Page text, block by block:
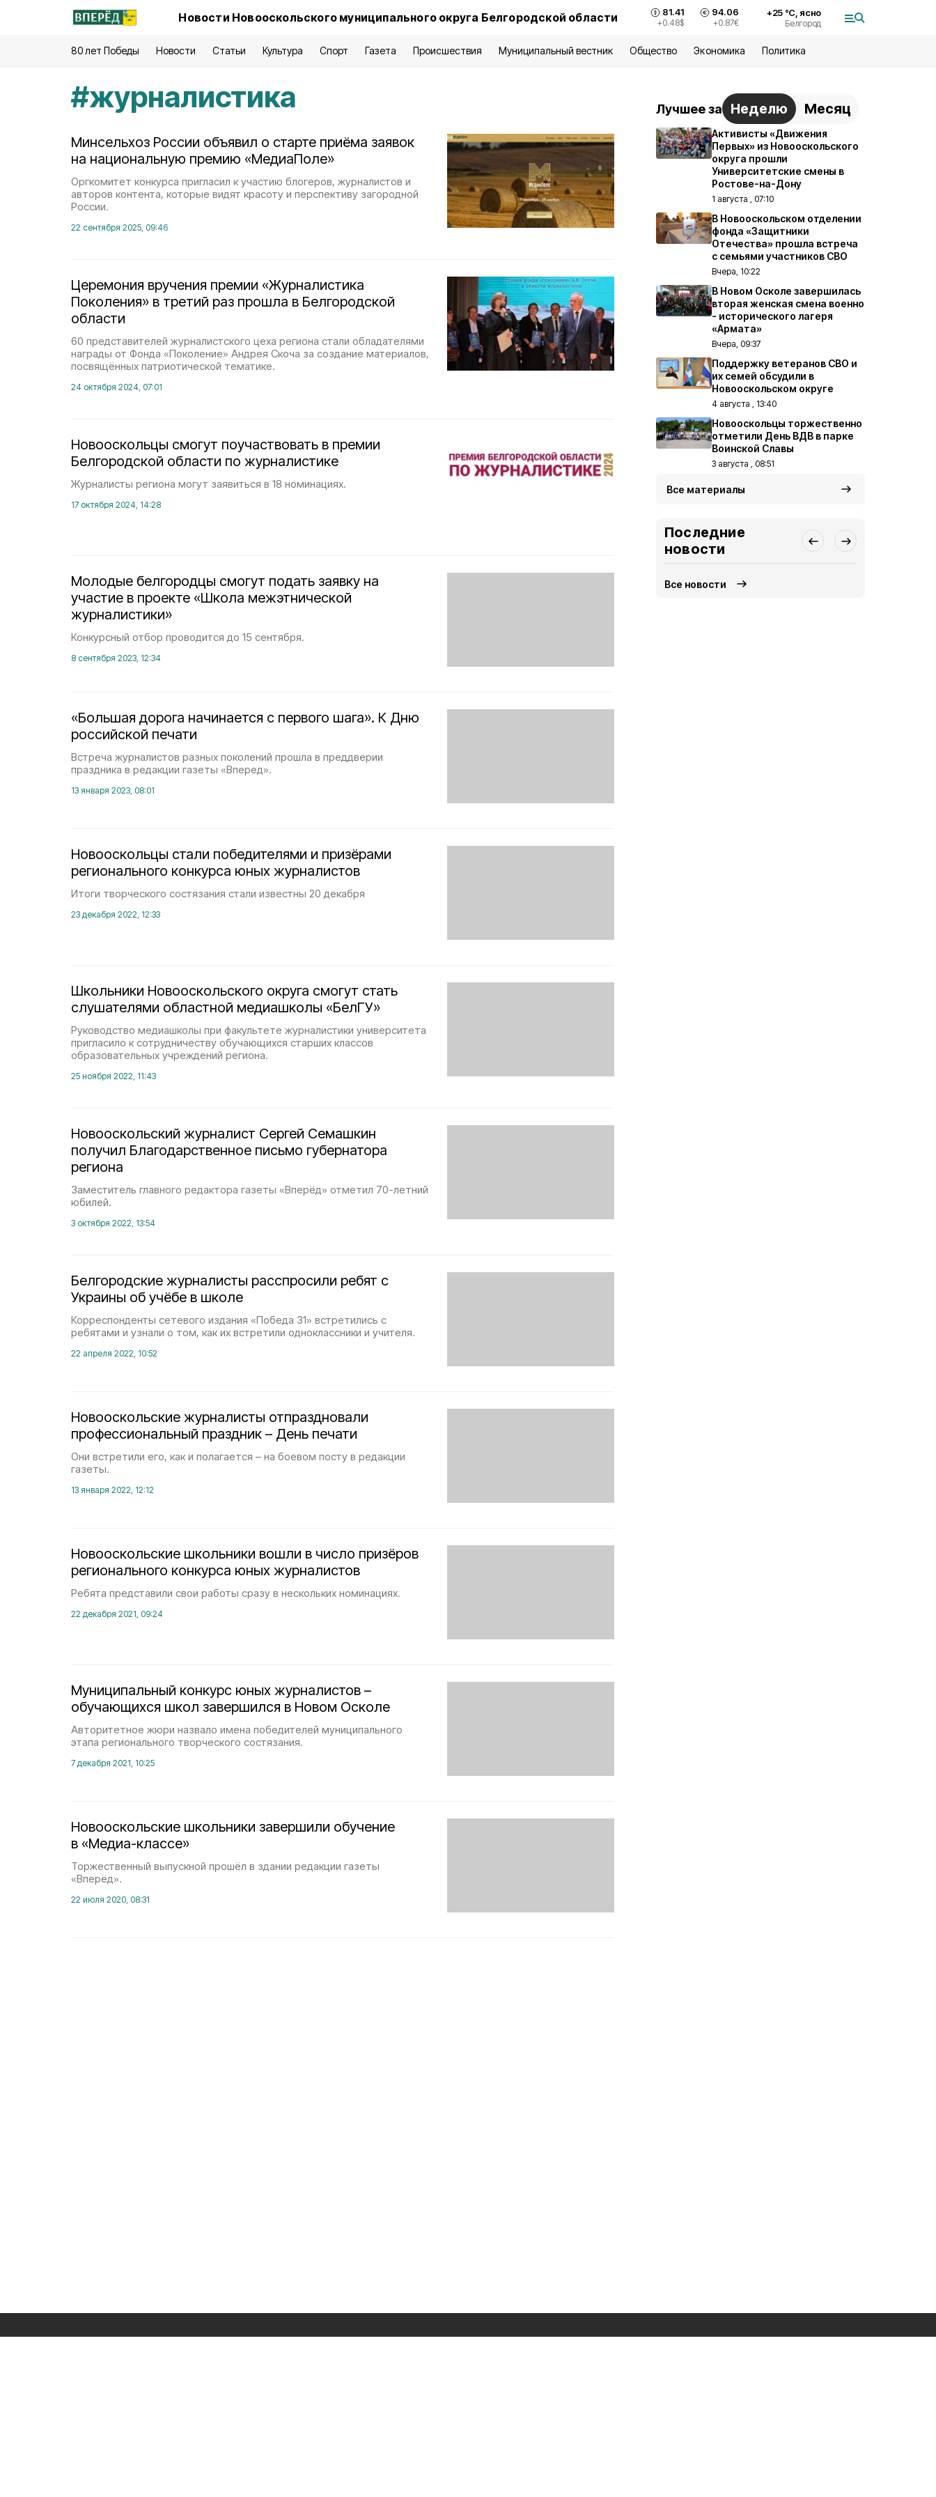
Новости Новооскольского муниципального округа Белгородской области 81.41
+0.48$
94.06
+0.87€
+25°С, ясно
Белгород
80 лет Победы Новости Статьи Культура Спорт Газета Происшествия Муниципальный вестник Общество Экономика Политика
#журналистика
Минсельхоз России объявил о старте приёма заявок
на национальную премию «МедиаПоле»
Оргкомитет конкурса пригласил к участию блогеров, журналистов и
авторов контента, которые видят красоту и перспективу загородной
России.
22 сентября 2025, 09:46
Церемония вручения премии «Журналистика
Поколения» в третий раз прошла в Белгородской
области
60 представителей журналистского цеха региона стали обладателями
награды от Фонда «Поколение» Андрея Скоча за создание материалов,
посвящённых патриотической тематике.
24 октября 2024, 07:01
Новооскольцы смогут поучаствовать в премии
Белгородской области по журналистике
Журналисты региона могут заявиться в 18 номинациях.
17 октября 2024, 14:28
Молодые белгородцы смогут подать заявку на
участие в проекте «Школа межэтнической
журналистики»
Конкурсный отбор проводится до 15 сентября.
8 сентября 2023, 12:34
«Большая дорога начинается с первого шага». К Дню
российской печати
Встреча журналистов разных поколений прошла в преддверии
праздника в редакции газеты «Вперед».
13 января 2023, 08:01
Новооскольцы стали победителями и призёрами
регионального конкурса юных журналистов
Итоги творческого состязания стали известны 20 декабря
23 декабря 2022, 12:33
Школьники Новооскольского округа смогут стать
слушателями областной медиашколы «БелГУ»
Руководство медиашколы при факультете журналистики университета
пригласило к сотрудничеству обучающихся старших классов
образовательных учреждений региона.
25 ноября 2022, 11:43
Новооскольский журналист Сергей Семашкин
получил Благодарственное письмо губернатора
региона
Заместитель главного редактора газеты «Вперёд» отметил 70-летний
юбилей.
3 октября 2022, 13:54
Белгородские журналисты расспросили ребят с
Украины об учёбе в школе
Корреспонденты сетевого издания «Победа 31» встретились с
ребятами и узнали о том, как их встретили одноклассники и учителя.
22 апреля 2022, 10:52
Новооскольские журналисты отпраздновали
профессиональный праздник – День печати
Они встретили его, как и полагается – на боевом посту в редакции
газеты.
13 января 2022, 12:12
Новооскольские школьники вошли в число призёров
регионального конкурса юных журналистов
Ребята представили свои работы сразу в нескольких номинациях.
22 декабря 2021, 09:24
Муниципальный конкурс юных журналистов –
обучающихся школ завершился в Новом Осколе
Авторитетное жюри назвало имена победителей муниципального
этапа регионального творческого состязания.
7 декабря 2021, 10:25
Новооскольские школьники завершили обучение
в «Медиа-классе»
Торжественный выпускной прошёл в здании редакции газеты
«Вперёд».
22 июля 2020, 08:31
Лучшее за Неделю Месяц
Активисты «Движения
Первых» из Новооскольского
округа прошли
Университетские смены в
Ростове-на-Дону
1 августа , 07:10
В Новооскольском отделении
фонда «Защитники
Отечества» прошла встреча
с семьями участников СВО
Вчера, 10:22
В Новом Осколе завершилась
вторая женская смена военно
- исторического лагеря
«Армата»
Вчера, 09:37
Поддержку ветеранов СВО и
их семей обсудили в
Новооскольском округе
4 августа , 13:40
Новооскольцы торжественно
отметили День ВДВ в парке
Воинской Славы
3 августа , 08:51
Все материалы
Последние
новости
Все новости